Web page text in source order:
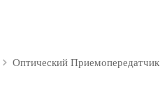
Оптический Приемопередатчик